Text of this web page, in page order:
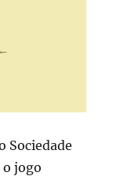
Sociedade
o jogo